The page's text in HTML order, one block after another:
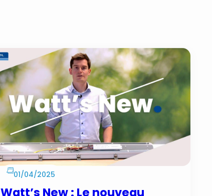
01/04/2025
Watt’s New : Le nouveau